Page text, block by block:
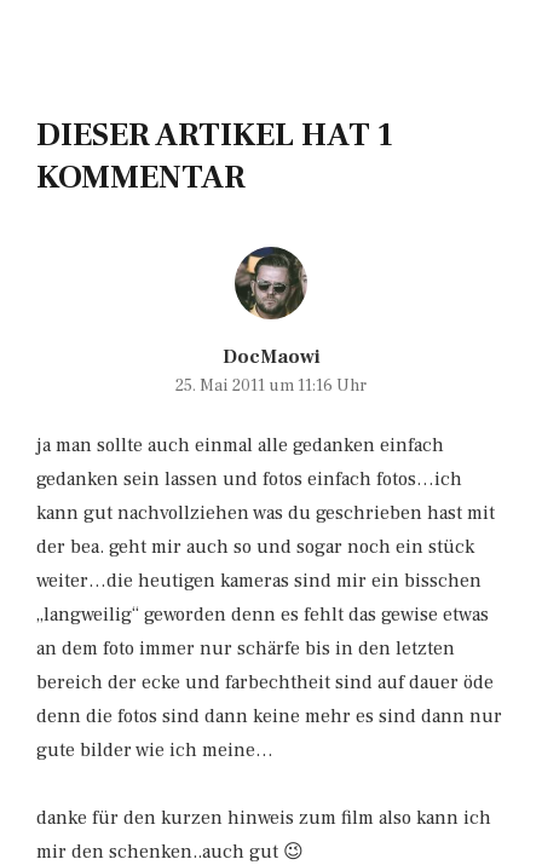
DIESER ARTIKEL HAT 1
KOMMENTAR
DocMaowi
25. Mai 2011 um 11:16 Uhr
ja man sollte auch einmal alle gedanken einfach
gedanken sein lassen und fotos einfach fotos…ich
kann gut nachvollziehen was du geschrieben hast mit
der bea. geht mir auch so und sogar noch ein stück
weiter…die heutigen kameras sind mir ein bisschen
„langweilig“ geworden denn es fehlt das gewise etwas
an dem foto immer nur schärfe bis in den letzten
bereich der ecke und farbechtheit sind auf dauer öde
denn die fotos sind dann keine mehr es sind dann nur
gute bilder wie ich meine…
danke für den kurzen hinweis zum film also kann ich
mir den schenken..auch gut 😉